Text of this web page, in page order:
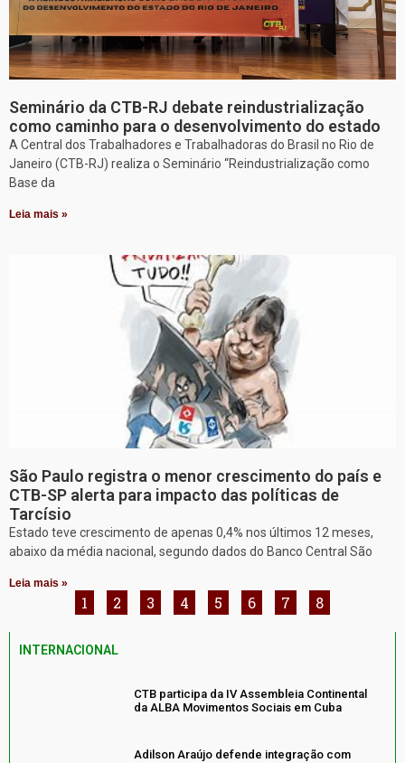
Seminário da CTB-RJ debate reindustrialização
como caminho para o desenvolvimento do estado
A Central dos Trabalhadores e Trabalhadoras do Brasil no Rio de
Janeiro (CTB-RJ) realiza o Seminário “Reindustrialização como
Base da
Leia mais »
São Paulo registra o menor crescimento do país e
CTB-SP alerta para impacto das políticas de
Tarcísio
Estado teve crescimento de apenas 0,4% nos últimos 12 meses,
abaixo da média nacional, segundo dados do Banco Central São
Leia mais »
1 2 3 4 5 6 7 8
INTERNACIONAL
CTB participa da IV Assembleia Continental
da ALBA Movimentos Sociais em Cuba
Adilson Araújo defende integração com